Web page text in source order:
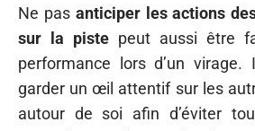
Ne pas anticiper les actions
sur la piste peut aussi être
performance lors d’un
garder un œil attentif sur les
autour de soi afin d’éviter